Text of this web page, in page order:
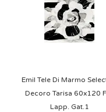
Emil Tele Di Marmo
Decoro Tarisa 60x120
Lapp. Gat.1